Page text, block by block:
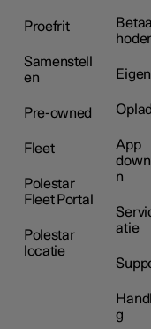
Proefrit
Samenstell
en
Pre-owned
Fleet
Polestar
Fleet Portal
Polestar
locatie
App
n
atie
g